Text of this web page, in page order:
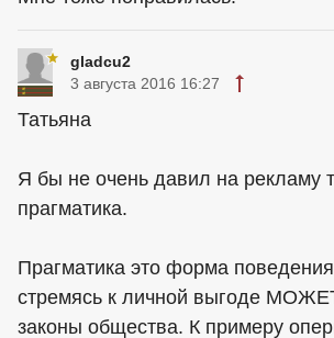
gladcu2
3 августа 2016 16:27
Татьяна
Я бы не очень давил на рекламу
прагматика.
Прагматика это форма
стремясь к личной выгоде
законы общества. К примеру